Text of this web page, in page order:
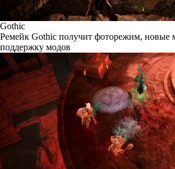
Gothic
Ремейк Gothic получит фоторежим, новые
поддержку модов